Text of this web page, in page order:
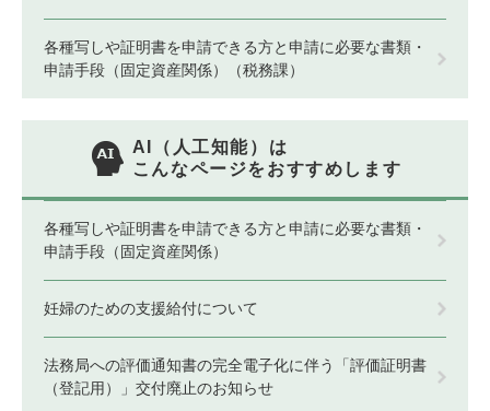
各種写しや証明書を申請できる方と申請に必要な書類・
申請手段（固定資産関係）（税務課）
AI（人工知能）は
こんなページをおすすめします
各種写しや証明書を申請できる方と申請に必要な書類・
申請手段（固定資産関係）
妊婦のための支援給付について
法務局への評価通知書の完全電子化に伴う「評価証明書
（登記用）」交付廃止のお知らせ